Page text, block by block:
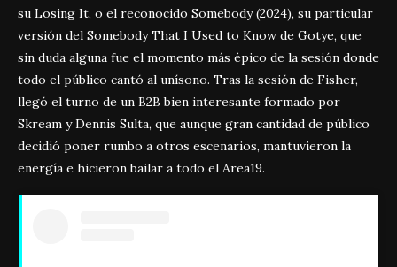
su Losing It, o el reconocido Somebody (2024), su particular
versión del Somebody That I Used to Know de Gotye, que
sin duda alguna fue el momento más épico de la sesión donde
todo el público cantó al unísono. Tras la sesión de Fisher,
llegó el turno de un B2B bien interesante formado por
Skream y Dennis Sulta, que aunque gran cantidad de público
decidió poner rumbo a otros escenarios, mantuvieron la
energía e hicieron bailar a todo el Area19.